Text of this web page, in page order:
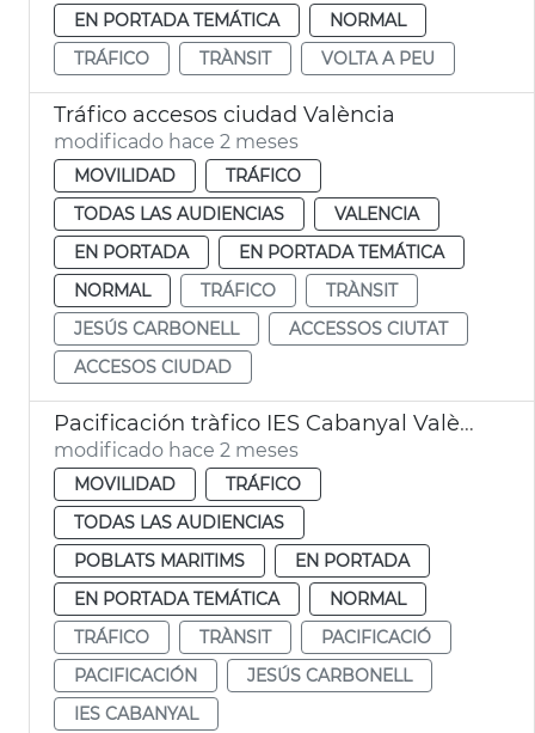
EN PORTADA TEMÁTICA
NORMAL
TRÁFICO
TRÀNSIT VOLTA A PEU
Tráfico accesos ciudad València
modificado hace 2 meses
MOVILIDAD
TRÁFICO
TODAS LAS AUDIENCIAS
VALENCIA
EN PORTADA
EN PORTADA TEMÁTICA
NORMAL
TRÁFICO
TRÀNSIT
JESÚS CARBONELL
ACCESSOS CIUTAT
ACCESOS CIUDAD
Pacificación tràfico IES Cabanyal València
modificado hace 2 meses
MOVILIDAD
TRÁFICO
TODAS LAS AUDIENCIAS
POBLATS MARITIMS
EN PORTADA
EN PORTADA TEMÁTICA
NORMAL
TRÁFICO
TRÀNSIT
PACIFICACIÓ
PACIFICACIÓN
JESÚS CARBONELL
IES CABANYAL